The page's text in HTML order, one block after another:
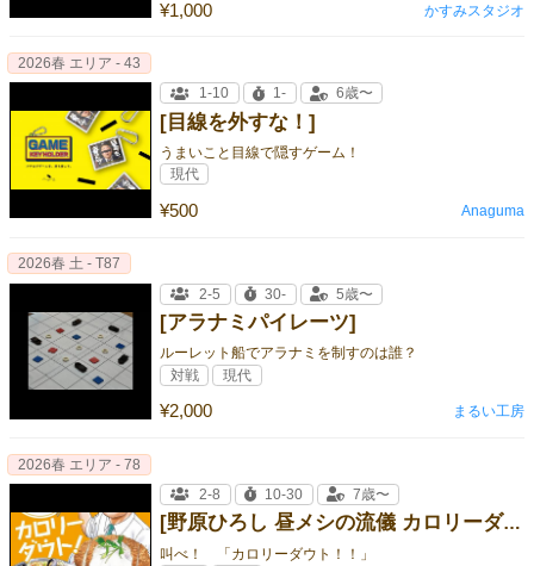
¥1,000 かすみスタジオ
[目線を外すな！]
うまいこと目線で隠すゲーム！
¥500
2026春 エリア - 43
1-10
1- 6歳〜
現代
Anaguma
[アラナミパイレーツ]
ルーレット船でアラナミを制すのは誰？
¥2,000
2026春 土 - T87
2-5
30- 5歳〜
対戦 現代
まるい工房
[野原ひろし 昼メシの流儀 カロリーダウト!]
叫べ！ 「カロリーダウト！！」
2026春 エリア - 78
2-8
10-30 7歳〜